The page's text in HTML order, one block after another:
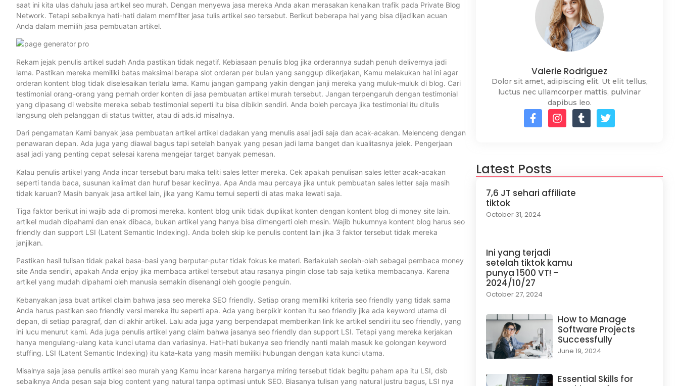
saat ini kita ulas dahulu jasa artikel seo murah. Dengan menyewa jasa mereka Anda akan merasakan kenaikan trafik pada Private Blog
Network. Tetapi sebaiknya hati-hati dalam memfilter jasa tulis artikel seo tersebut. Berikut beberapa hal yang bisa dijadikan acuan
Anda dalam memilih jasa pembuatan artikel.
Rekam jejak penulis artikel sudah Anda pastikan tidak negatif. Kebiasaan penulis blog jika orderannya sudah penuh delivernya jadi
lama. Pastikan mereka memiliki batas maksimal berapa slot orderan per bulan yang sanggup dikerjakan, Kamu melakukan hal ini agar
orderan kontent blog tidak diselesaikan terlalu lama. Kamu jangan gampang yakin dengan janji mereka yang muluk-muluk di blog. Cari
testimonial orang-orang yang pernah order konten di jasa pembuatan artikel murah tersebut. Jangan terpengaruh dengan testimonial
yang dipasang di website mereka sebab testimonial seperti itu bisa dibikin sendiri. Anda boleh percaya jika testimonial itu ditulis
langsung oleh pelanggan di status twitter, atau di ads.id misalnya.
Dari pengamatan Kami banyak jasa pembuatan artikel artikel dadakan yang menulis asal jadi saja dan acak-acakan. Melenceng dengan
penawaran depan. Ada juga yang diawal bagus tapi setelah banyak yang pesan jadi lama banget dan kualitasnya jelek. Pengerjaan
asal jadi yang penting cepat selesai karena mengejar target banyak pemesan.
Kalau penulis artikel yang Anda incar tersebut baru maka teliti sales letter mereka. Cek apakah penulisan sales letter acak-acakan
seperti tanda baca, susunan kalimat dan huruf besar kecilnya. Apa Anda mau percaya jika untuk pembuatan sales letter saja masih
tidak karuan? Masih banyak jasa artikel lain, jika yang Kamu temui seperti di atas maka lewati saja.
Tiga faktor berikut ini wajib ada di promosi mereka. kontent blog unik tidak duplikat konten dengan kontent blog di money site lain.
artikel mudah dipahami dan enak dibaca, bukan artikel yang hanya bisa dimengerti oleh mesin. Wajib hukumnya kontent blog harus seo
friendly dan support LSI (Latent Semantic Indexing). Anda boleh skip ke penulis content lain jika 3 faktor tersebut tidak mereka
janjikan.
Pastikan hasil tulisan tidak pakai basa-basi yang berputar-putar tidak fokus ke materi. Berlakulah seolah-olah sebagai pembaca money
site Anda sendiri, apakah Anda enjoy jika membaca artikel tersebut atau rasanya pingin close tab saja ketika membacanya. Karena
artikel yang mudah dipahami oleh manusia semakin disenangi oleh google penguin.
Kebanyakan jasa buat artikel claim bahwa jasa seo mereka SEO friendly. Setiap orang memiliki kriteria seo friendly yang tidak sama
Anda harus pastikan seo friendly versi mereka itu seperti apa. Ada yang berpikir konten itu seo friendly jika ada keyword utama di
depan, di setiap paragraf, dan di akhir artikel. Lalu ada juga yang berpendapat memberikan link ke artikel sendiri itu seo friendly, yang
ini lucu menurut kami. Ada juga penulis artikel yang claim bahwa jasanya seo friendly dan support LSI. Tetapi yang mereka kerjakan
hanya mengulang-ulang kata kunci utama dan variasinya. Hati-hati bukanya seo friendly nanti malah masuk ke golongan keyword
stuffing. LSI (Latent Semantic Indexing) itu kata-kata yang masih memiliki hubungan dengan kata kunci utama.
Misalnya saja jasa penulis artikel seo murah yang Kamu incar karena harganya miring tersebut tidak begitu paham apa itu LSI, dsb
sebaiknya Anda pesan saja blog content yang natural tanpa optimasi untuk SEO. Biasanya tulisan yang natural justru bagus, LSI nya
Valerie Rodriguez
Dolor sit amet, adipiscing elit. Ut elit tellus,
luctus nec ullamcorper mattis, pulvinar
dapibus leo.
Latest Posts
7,6 JT sehari affiliate
tiktok
October 31, 2024
Ini yang terjadi
setelah tiktok kamu
punya 1500 VT! –
2024/10/27
October 27, 2024
How to Manage
Software Projects
Successfully
June 19, 2024
Essential Skills for